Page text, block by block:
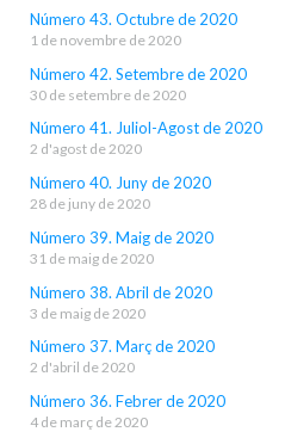
Número 43. Octubre de 2020
1 de novembre de 2020
Número 42. Setembre de 2020
30 de setembre de 2020
Número 41. Juliol-Agost de 2020
2 d'agost de 2020
Número 40. Juny de 2020
28 de juny de 2020
Número 39. Maig de 2020
31 de maig de 2020
Número 38. Abril de 2020
3 de maig de 2020
Número 37. Març de 2020
2 d'abril de 2020
Número 36. Febrer de 2020
4 de març de 2020